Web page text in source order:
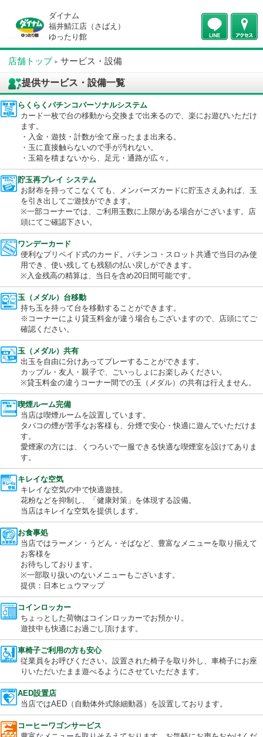
ダイナム
福井鯖江店（さばえ）
ゆったり館
店舗トップ サービス・設備
提供サービス・設備一覧
らくらくパチンコパーソナルシステム
カード一枚で台の移動から交換まで出来るので、楽にお遊びいた
ます。
・入金・遊技・計数が全て座ったまま出来る。
・玉に直接触らないので手が汚れない。
・玉箱を積まないから、足元・通路が広々。
貯玉再プレイ システム
お財布を持ってこなくても、メンバーズカードに貯玉さえあれば
を引き出してご遊技ができます。
※一部コーナーでは、ご利用玉数に上限がある場合がございます
ワンデーカード
便利なプリペイド式のカード。パチンコ・スロット共通で当日の
※入金残高の精算は、当日を含め20日間可能です。
玉（メダル）台移動
持ち玉を持って台を移動することができます。
※コーナーにより貸玉料金が違う場合もございますので、店頭に
確認ください。
玉（メダル）共有
出玉を自由に分けあってプレーすることができます。
カップル・友人・親子で、ごいっしょにお楽しみください。
※貸玉料金の違うコーナー間での玉（メダル）の共有は行えませ
喫煙ルーム完備
当店は喫煙ルームを設置しています。
タバコの煙が苦手なお客様も、分煙で安心・快適に遊んでいただ
す。
愛煙家の方には、くつろいで一服できる快適な喫煙室を設けてあ
す。
キレイな空気
キレイな空気の中で快適遊技。
花粉などを抑制し、「健康対策」を体現する設備。
当店はキレイな空気を提供します。
お食事処
当店ではラーメン・うどん・そばなど、豊富なメニューを取り揃
お待ちしております。
※一部取り扱いのないメニューもございます。
提供：日本ヒュウマップ
コインロッカー
ちょっとした荷物はコインロッカーでお預かり。
遊技中も快適にお過ごし頂けます。
車椅子ご利用の方も安心
従業員をお呼びください。設置された椅子を取り外し、車椅子に